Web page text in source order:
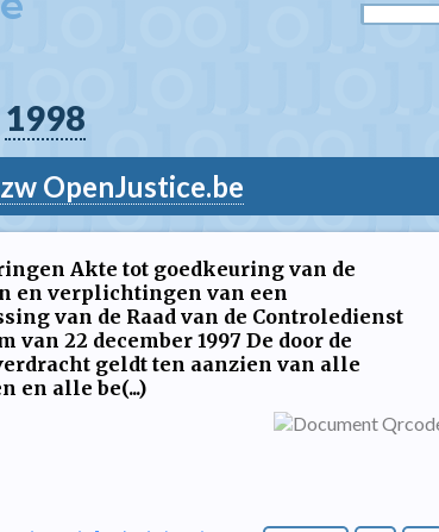
1998
OpenJustice.be
Akte tot goedkeuring van de
en verplichtingen van een
van de Raad van de Controledienst
van 22 december 1997 De door de
geldt ten aanzien van alle
en alle be(...)